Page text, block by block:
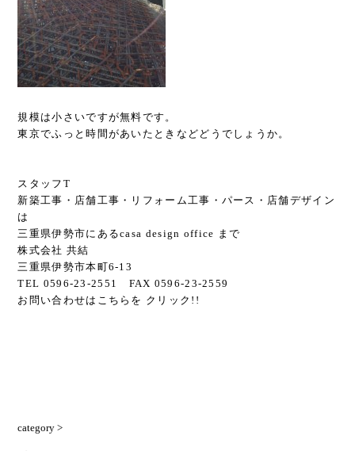
規模は小さいですが無料です。
東京でふっと時間があいたときなどどうでしょうか。
スタッフT
新築工事・店舗工事・リフォーム工事・パース・店舗デザイン
は
三重県伊勢市にあるcasa design office まで
株式会社 共結
三重県伊勢市本町6-13
TEL 0596-23-2551 FAX 0596-23-2559
お問い合わせはこちらを クリック!!
category >